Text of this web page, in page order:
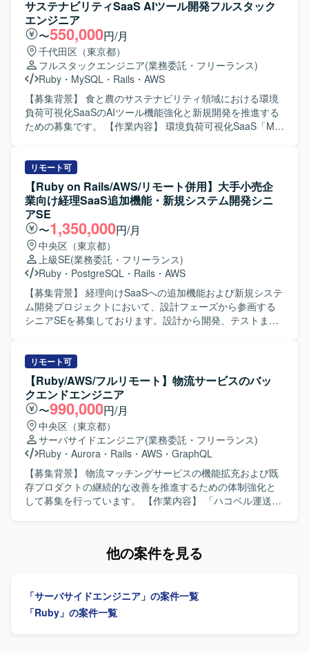
務生産性向上のための開発など、多岐にわたる開発案件に
携わっていただきます。 5年近い歴史のあるプロダクトのた
め、既存の開発基盤や組織風土をキャッチアップいただき
つつ、プロダクト開発に参画していただきます。 フルサイ
クル型のプロダクト開発現場として、数人月単位のプロジ
ェクトにおける要件定義〜設計〜実装〜テストまでの各工
程を、計画策定から一貫してご担当いただきます。 また、
アーキテクチャ選定やパフォーマンス改善などの技術的な
判断において、自ら根拠を持って意思決定し、若手メンバ
長期的に参画いただける方を求めております。複数のエン
ジニア、PdM、デザイナーと密に協働しながら開発を進め
る環境のため、コラボレーションとコミュニケーションを
大切にし、自発的に周囲と連携しながら課題解決に取り組
める方にマッチいたします。 明確なアーキテクチャが存在
しない状況でも、業務の背景や全体像を把握したうえで自
ら考えて推進できる方や、各案件について表層的な機能理
解にとどまらず、用いられている技術や直面した課題、そ
の対応策といった思考プロセスまで踏み込んで考えられる
方を歓迎いたします。 【ポジションの魅力】 グロース型の
小規模案件が多く、事業やプロダクトへの理解を深めなが
ら、継続的な改善や機能追加を通じてユーザー価値の向上
した経験を積むことができ、アーキテクチャ選定やパフォ
ーマンス改善など技術的な意思決定にも主体的に関わるこ
とができます。若手メンバーの多いチームを率いる経験を
通じて、技術的リードやチームビルディングのスキルも磨
いていただけます。 【開発環境】 バックエンドはRuby、
Ruby on Railsを中心とし、フロントエンドには
TypeScript、React.js、Jest、CodeceptJS、Playwright、
Storybookなどを活用しております。インフラは
AWS（ALB、Fargate、Aurora、S3、Lambda、
CloudFront、ElastiCache、WAFなど）上に構築されてお
り、Dockerを使用したコンテナ環境で運用しております。
Datadog、Fluentd、BigQuery、Redashなどによるモニタ
サステナビリティSaaS AIツール開発フルスタック
エンジニア
〜550,000円/月
千代田区（東京都）
フルスタックエンジニア(業務委託・フリーランス)
Ruby ・ MySQL ・ Rails ・ AWS
【募集背景】 食と農のサステナビリティ領域における環境
負荷可視化SaaSのAIツール機能強化と新規開発を推進する
ための募集です。 【作業内容】 環境負荷可視化SaaS「My
Ruby on RailsおよびVue.jsを用いた自社プロダクト・AIツ
ールのフロントエンドおよびバックエンド開発を担当し、
クライアントの声を直接反映させる形で商品の改良設計を
進めていただきます。GCP（Vertex AI等）やAIコーディン
グツールを組み合わせた先進的なAI機能の実装に携わり、3
～5人程度のチームでアジャイルな機能開発およびコード管
理・プロジェクト推進を行っていただきます。要件定義か
ら基本設計、詳細設計、実装、テスト、運用・保守、プロ
ダクト改良まで一貫して関わっていただきます。 【求める
人物像】 システム全体の設計や仕組みづくり、アーキテク
チャの選定に主体的に挑戦したい方を求めています。新し
いプロダクトを0→1で育てる過程に興味があり、スタート
味・関心をお持ちの方を歓迎いたします。 【ポジションの
魅力】 環境負荷可視化という社会的意義の高い領域で、自
社SaaSプロダクトのAIツール開発にフルスタックで関わる
ことができます。スタートアップならではのスピード感の
中で、クライアントの声を直接プロダクトに反映させる経
験を積むことができ、GCP（Vertex AI等）や最新のAIコー
ディングツールを活用した先進的な開発に携わることがで
きます。 【開発環境】 フロントエンドはVue.js 3系および
Nuxt.js 3系、バックエンドはRuby 3系およびRuby on Rails
7系を利用しています。DBはMySQL 8系、コンテナは
Dockerを使用しています。インフラはAWS（EC2, Aurora,
Meet、AIコーディングツールとしてVisual Studio Code,
リモート可
【Ruby on Rails/AWS/リモート併用】大手小売企
業向け経理SaaS追加機能・新規システム開発シニ
アSE
〜1,350,000円/月
中央区（東京都）
上級SE(業務委託・フリーランス)
Ruby ・ PostgreSQL ・ Rails ・ AWS
【募集背景】 経理向けSaaSへの追加機能および新規システ
ム開発プロジェクトにおいて、設計フェーズから参画する
シニアSEを募集しております。設計から開発、テストまで
【作業内容】 設計課題ドキュメントの作成・管理（課題の
整理・起票、関係者との解消推進）を主担当として実施い
ただきます。設計からテストにかけてのWBS策定および進
捗管理を行っていただきます。Ruby on Railsを用いた汎用
的で保守性の高い設計・実装や、必要に応じた技術検証・
PoCを実施していただきます。プロダクトチームや関係各
社との仕様・スケジュール調整を行っていただきます。提
案・報告資料の作成や、設計・コードレビューを通じた品
質担保もお任せいたします。既存の要件定義成果物や引き
継ぎ資料のキャッチアップも行っていただきます。 【求め
る人物像】 曖昧な課題を自ら整理し、たたき台を作って前
丁寧に連携し、多数の関係者を尊重しながら進められる方
ボトルネックを自発的に発見し、解決までの道筋を示せる
方にご活躍いただけます。 【ポジションの魅力】 経理向け
リモート可
【Ruby/AWS/フルリモート】物流サービスのバッ
クエンドエンジニア
〜990,000円/月
中央区（東京都）
サーバサイドエンジニア(業務委託・フリーランス)
Ruby ・ Aurora ・ Rails ・ AWS ・ GraphQL
【募集背景】 物流マッチングサービスの機能拡充および既
存プロダクトの継続的な改善を推進するための体制強化と
して募集を行っています。 【作業内容】 「ハコベル運送手
チューニングなどを行いながら、事業要件をプロダクトに
求めています。チームでの開発を重視し、ペア/モブプログ
ラミングなどの開発スタイルにも柔軟に取り組んでいただ
他の案件を見る
「サーバサイドエンジニア」の案件一覧
「Ruby」の案件一覧